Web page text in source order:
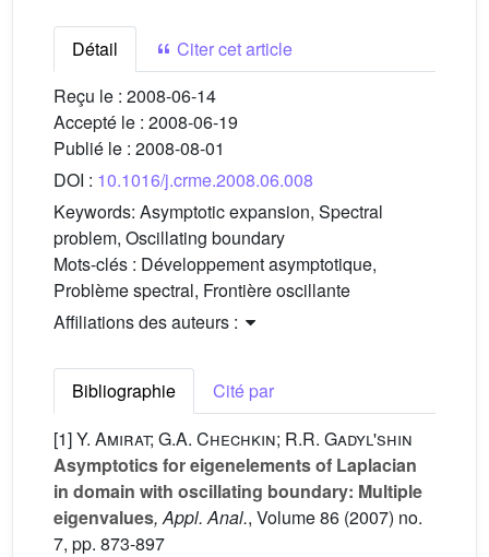
Détail
Citer cet article
Reçu le : 2008-06-14
Accepté le : 2008-06-19
Publié le : 2008-08-01
DOI : 10.1016/j.crme.2008.06.008
Keywords: Asymptotic expansion, Spectral
problem, Oscillating boundary
Mots-clés : Développement asymptotique,
Problème spectral, Frontière oscillante
Affiliations des auteurs :
Bibliographie
Cité par
[1]Y. Amirat; G.A. Chechkin; R.R. Gadyl'shin
Asymptotics for eigenelements of Laplacian
in domain with oscillating boundary: Multiple
eigenvalues, Appl. Anal., Volume 86 (2007) no.
7, pp. 873-897